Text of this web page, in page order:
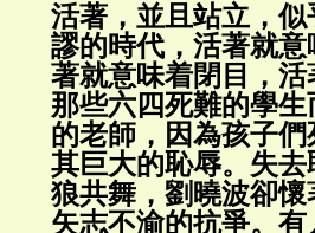
活著，並且站立，
謬的時代，活著就
著就意味着閉目，
那些六四死難的學
的老師，因為孩子
其巨大的恥辱。失
狼共舞，劉曉波卻
矢志不渝的抗爭。